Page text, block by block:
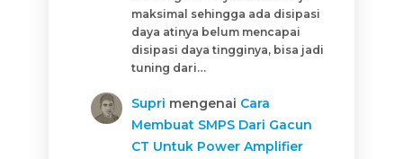
maksimal sehingga ada disipasi
daya atinya belum mencapai
disipasi daya tingginya, bisa jadi
tuning dari…
Supri mengenai Cara
Membuat SMPS Dari Gacun
CT Untuk Power Amplifier